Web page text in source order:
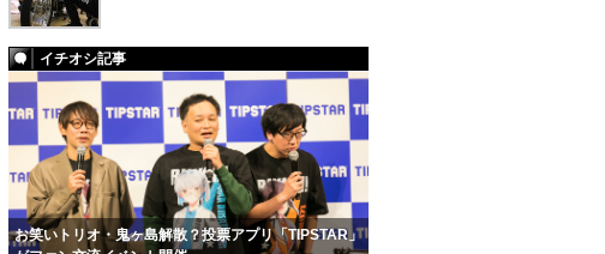
イチオシ記事
お笑いトリオ・鬼ヶ島解散？投票アプリ「TIPSTAR」